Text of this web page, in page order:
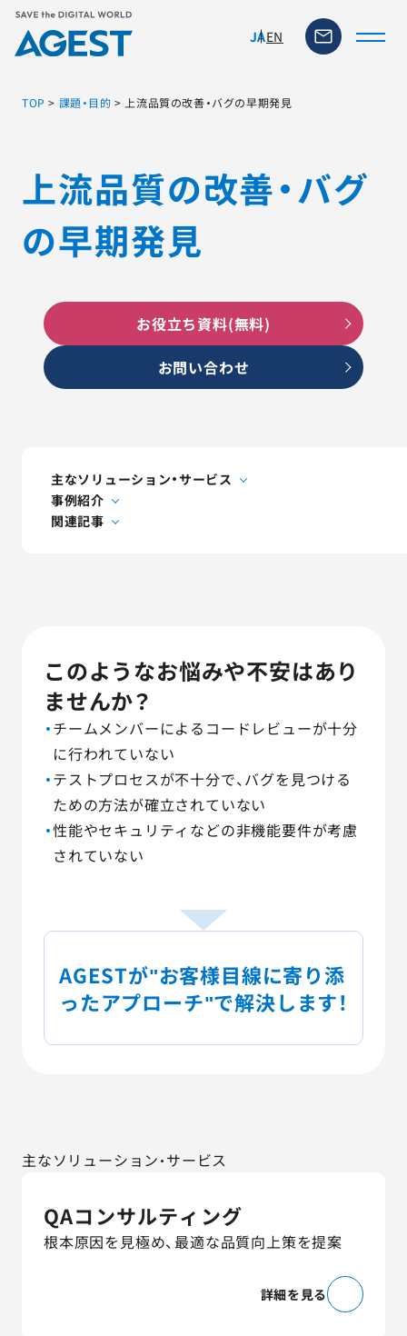
JAEN
ソリューション・サービス
脆弱性リスク管理ツール
TFACT (AIテストツール)
ニュース
事例紹介
サービス詳細資料 見積・お問い合わせ
サービスお問い合わせ専用番号
03-6865-4864
（平日9:30〜18:00）
※その他のご連絡は03-5333-1246
TOP > 課題・目的 > 上流品質の改善・バグの早期発見
上流品質の改善・バグ
の早期発見
お役立ち資料(無料)
お問い合わせ
主なソリューション・サービス
事例紹介
関連記事
このようなお悩みや不安はあり
ませんか？
チームメンバーによるコードレビューが十分
に行われていない
テストプロセスが不十分で、バグを見つける
ための方法が確立されていない
性能やセキュリティなどの非機能要件が考慮
されていない
AGESTが"お客様目線に寄り添
ったアプローチ"で解決します！
主なソリューション・サービス
QAコンサルティング
根本原因を見極め、最適な品質向上策を提案
詳細を見る